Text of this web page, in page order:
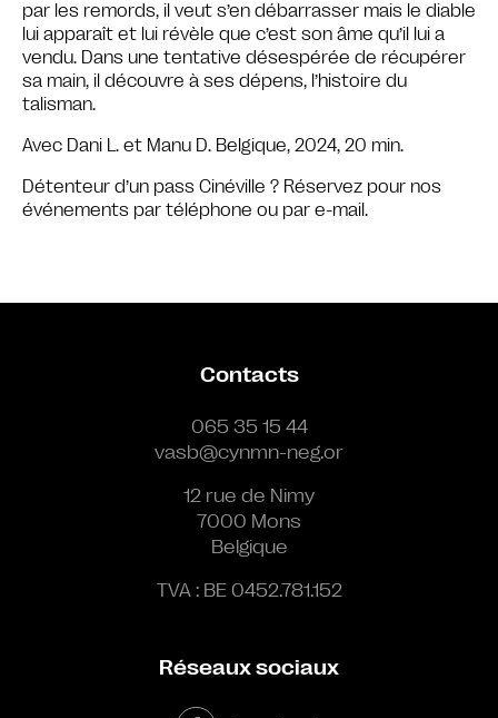
par les remords, il veut s’en débarrasser mais le diable
lui apparaît et lui révèle que c’est son âme qu’il lui a
vendu. Dans une tentative désespérée de récupérer
sa main, il découvre à ses dépens, l’histoire du
talisman.
Avec Dani L. et Manu D. Belgique, 2024, 20 min.
Détenteur d’un pass Cinéville ? Réservez pour nos
événements par téléphone ou par e-mail.
Contacts
065 35 15 44
vasb@cynmn-neg.or
12 rue de Nimy
7000 Mons
Belgique
TVA : BE 0452.781.152
Réseaux sociaux